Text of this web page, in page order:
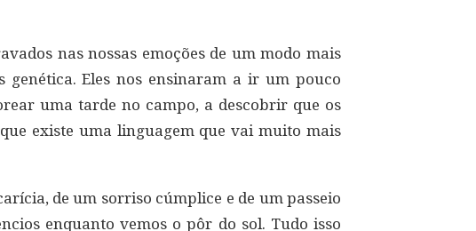
nas nossas emoções de um modo mais
genética. Eles nos ensinaram a ir um pouco
uma tarde no campo, a descobrir que os
existe uma linguagem que vai muito mais
de um sorriso cúmplice e de um passeio
enquanto vemos o pôr do sol. Tudo isso